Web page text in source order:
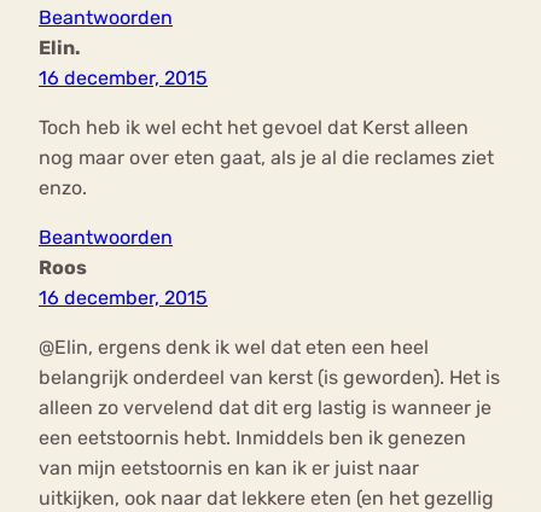
Beantwoorden
Elin.
16 december, 2015
Toch heb ik wel echt het gevoel dat Kerst alleen
nog maar over eten gaat, als je al die reclames ziet
enzo.
Beantwoorden
Roos
16 december, 2015
@Elin, ergens denk ik wel dat eten een heel
belangrijk onderdeel van kerst (is geworden). Het is
alleen zo vervelend dat dit erg lastig is wanneer je
een eetstoornis hebt. Inmiddels ben ik genezen
van mijn eetstoornis en kan ik er juist naar
uitkijken, ook naar dat lekkere eten (en het gezellig